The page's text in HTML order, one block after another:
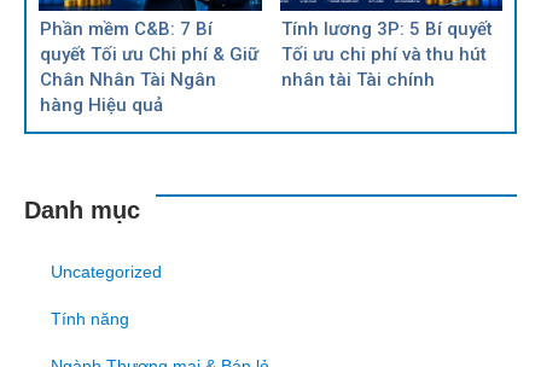
Phần mềm C&B: 7 Bí
quyết Tối ưu Chi phí & Giữ
Chân Nhân Tài Ngân
hàng Hiệu quả
Tính lương 3P: 5 Bí quyết
Tối ưu chi phí và thu hút
nhân tài Tài chính
Danh mục
Uncategorized
Tính năng